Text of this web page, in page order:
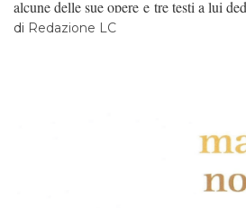
alcune delle sue opere e tre testi a lui
Edoardo Sanguineti e Tommaso
di Redazione LC